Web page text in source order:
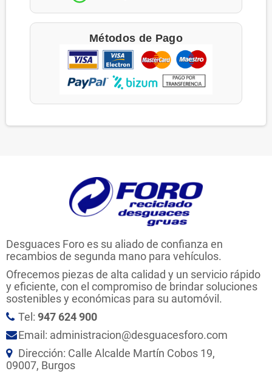
Métodos de Pago
Desguaces Foro es su aliado de confianza en
recambios de segunda mano para vehículos.
Ofrecemos piezas de alta calidad y un servicio rápido
y eficiente, con el compromiso de brindar soluciones
sostenibles y económicas para su automóvil.
Tel: 947 624 900
Email: administracion@desguacesforo.com
Dirección: Calle Alcalde Martín Cobos 19,
09007, Burgos